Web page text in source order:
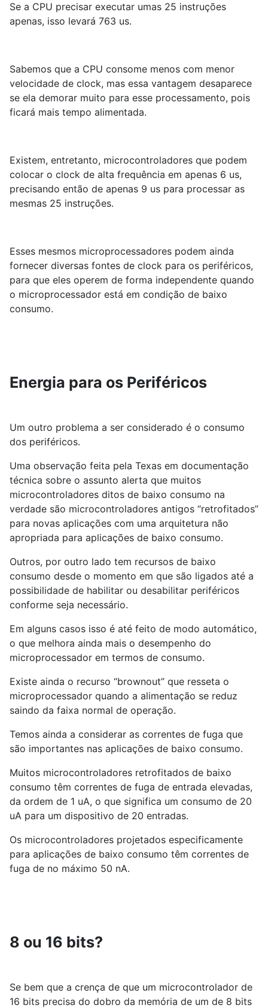
Se a CPU precisar executar umas 25 instruções
apenas, isso levará 763 us.
Sabemos que a CPU consome menos com menor
velocidade de clock, mas essa vantagem desaparece
se ela demorar muito para esse processamento, pois
ficará mais tempo alimentada.
Existem, entretanto, microcontroladores que podem
colocar o clock de alta frequência em apenas 6 us,
precisando então de apenas 9 us para processar as
mesmas 25 instruções.
Esses mesmos microprocessadores podem ainda
fornecer diversas fontes de clock para os periféricos,
para que eles operem de forma independente quando
o microprocessador está em condição de baixo
consumo.
Energia para os Periféricos
Um outro problema a ser considerado é o consumo
dos periféricos.
Uma observação feita pela Texas em documentação
técnica sobre o assunto alerta que muitos
microcontroladores ditos de baixo consumo na
verdade são microcontroladores antigos “retrofitados”
para novas aplicações com uma arquitetura não
apropriada para aplicações de baixo consumo.
Outros, por outro lado tem recursos de baixo
consumo desde o momento em que são ligados até a
possibilidade de habilitar ou desabilitar periféricos
conforme seja necessário.
Em alguns casos isso é até feito de modo automático,
o que melhora ainda mais o desempenho do
microprocessador em termos de consumo.
Existe ainda o recurso “brownout” que resseta o
microprocessador quando a alimentação se reduz
saindo da faixa normal de operação.
Temos ainda a considerar as correntes de fuga que
são importantes nas aplicações de baixo consumo.
Muitos microcontroladores retrofitados de baixo
consumo têm correntes de fuga de entrada elevadas,
da ordem de 1 uA, o que significa um consumo de 20
uA para um dispositivo de 20 entradas.
Os microcontroladores projetados especificamente
para aplicações de baixo consumo têm correntes de
fuga de no máximo 50 nA.
8 ou 16 bits?
Se bem que a crença de que um microcontrolador de
16 bits precisa do dobro da memória de um de 8 bits